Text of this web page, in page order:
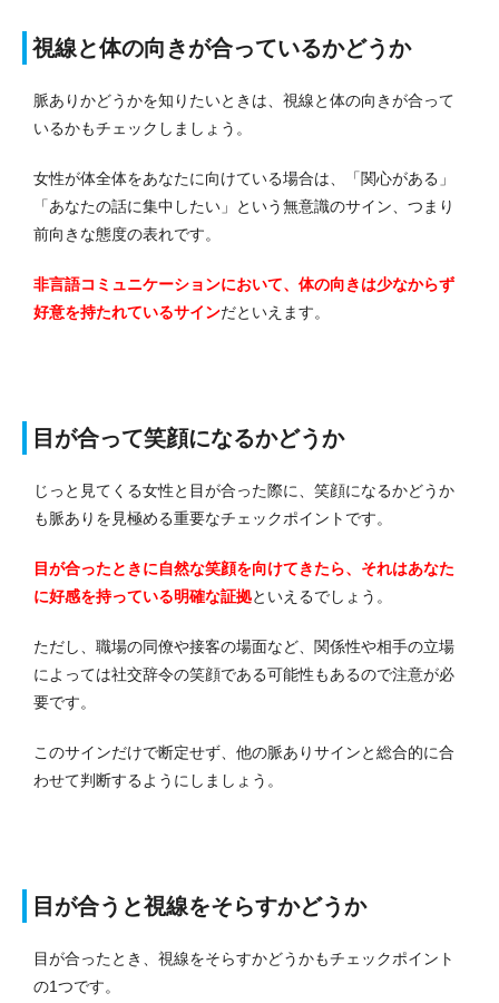
視線と体の向きが合っているかどうか
脈ありかどうかを知りたいときは、視線と体の向きが合って
いるかもチェックしましょう。
女性が体全体をあなたに向けている場合は、「関心がある」
「あなたの話に集中したい」という無意識のサイン、つまり
前向きな態度の表れです。
非言語コミュニケーションにおいて、体の向きは少なからず
好意を持たれているサインだといえます。
目が合って笑顔になるかどうか
じっと見てくる女性と目が合った際に、笑顔になるかどうか
も脈ありを見極める重要なチェックポイントです。
目が合ったときに自然な笑顔を向けてきたら、それはあなた
に好感を持っている明確な証拠といえるでしょう。
ただし、職場の同僚や接客の場面など、関係性や相手の立場
によっては社交辞令の笑顔である可能性もあるので注意が必
要です。
このサインだけで断定せず、他の脈ありサインと総合的に合
わせて判断するようにしましょう。
目が合うと視線をそらすかどうか
目が合ったとき、視線をそらすかどうかもチェックポイント
の1つです。